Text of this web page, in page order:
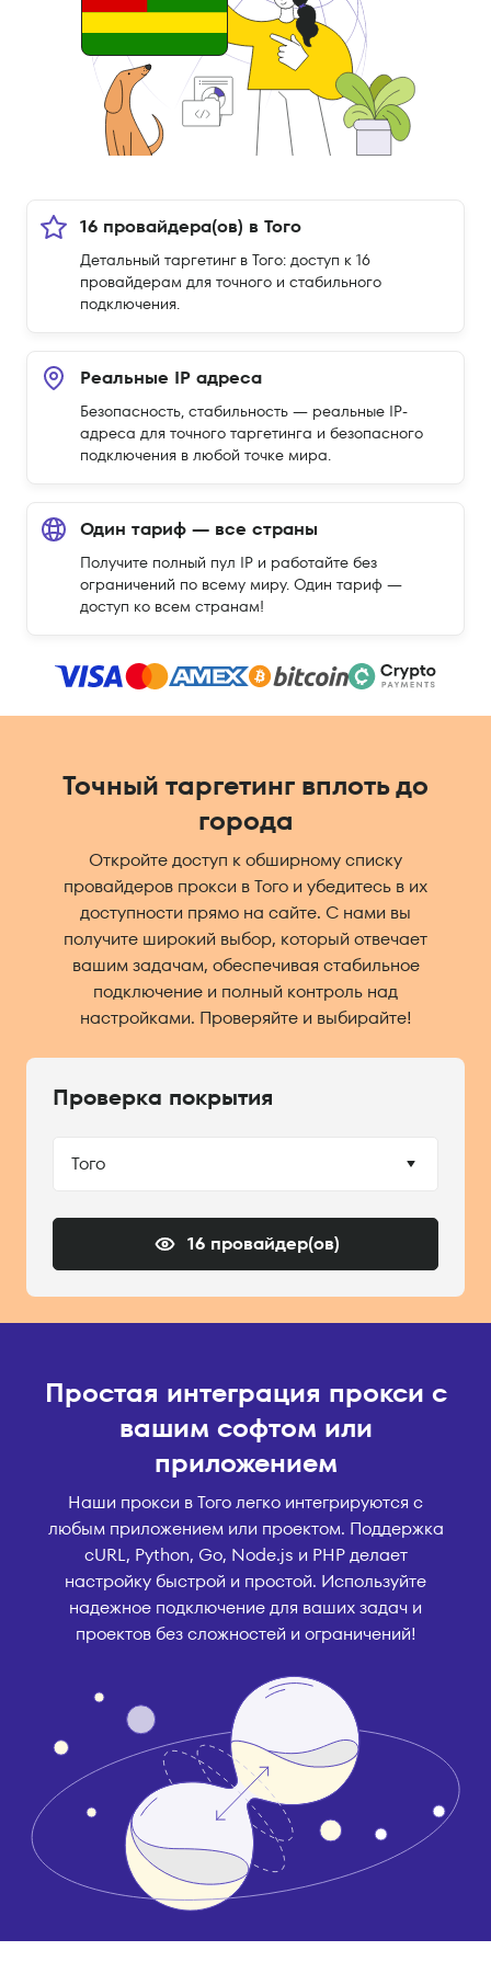
16 провайдера(ов) в Того
Детальный таргетинг в Того: доступ к 16
провайдерам для точного и стабильного
подключения.
Реальные IP адреса
Безопасность, стабильность — реальные IP-
адреса для точного таргетинга и безопасного
подключения в любой точке мира.
Один тариф — все страны
Получите полный пул IP и работайте без
ограничений по всему миру. Один тариф —
доступ ко всем странам!
Точный таргетинг вплоть до
города
Откройте доступ к обширному списку
провайдеров прокси в Того и убедитесь в их
доступности прямо на сайте. С нами вы
получите широкий выбор, который отвечает
вашим задачам, обеспечивая стабильное
подключение и полный контроль над
настройками. Проверяйте и выбирайте!
Проверка покрытия
Того
16 провайдер(ов)
Простая интеграция прокси с
вашим софтом или
приложением
Наши прокси в Того легко интегрируются с
любым приложением или проектом. Поддержка
cURL, Python, Go, Node.js и PHP делает
настройку быстрой и простой. Используйте
надежное подключение для ваших задач и
проектов без сложностей и ограничений!